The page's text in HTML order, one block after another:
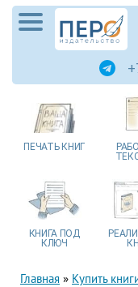
ПЕЧАТЬ КНИГ
КНИГА ПОД
КЛЮЧ
Главная » Купить